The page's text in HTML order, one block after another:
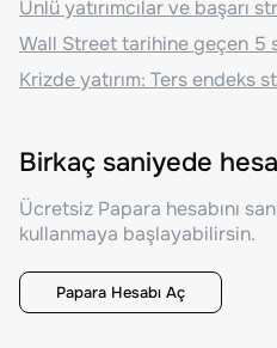
Ünlü yatırımcılar ve başarı
Wall Street tarihine geçen 5
Krizde yatırım: Ters endeks
Birkaç saniyede
Ücretsiz Papara hesabını
kullanmaya başlayabilirsin.
Papara Hesabı Aç